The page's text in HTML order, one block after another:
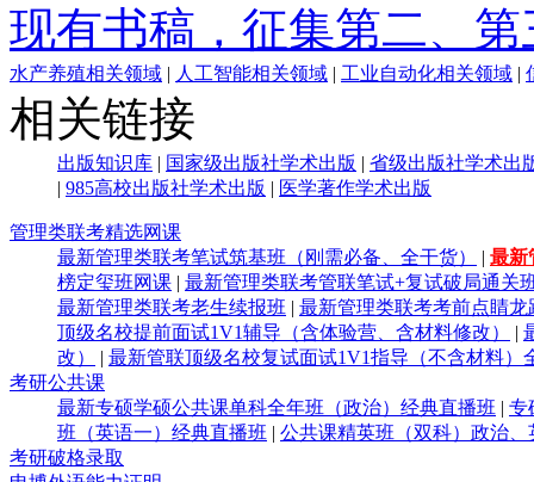
现有书稿，征集第二、
水产养殖相关领域 人工智能相关领域 工业自动化相关领域
相关链接
出版知识库 国家级出版社学术出版
省级出版社学术出
985高校出版社学术出版 医学著作学术出版
管理类联考精选网课
最新管理类联考笔试筑基班（刚需必备、全干货）
最新
榜定玺班网课
最新管理类联考管联笔试+复试破局通关
最新管理类联考老生续报班
最新管理类联考考前点睛
顶级名校提前面试1V1辅导（含体验营、含材料修改）
改）
最新管联顶级名校复试面试1V1指导（不含材料）
考研公共课
最新专硕学硕公共课单科全年班（政治）经典直播班
专
班（英语一）经典直播班
公共课精英班（双科）政治
考研破格录取